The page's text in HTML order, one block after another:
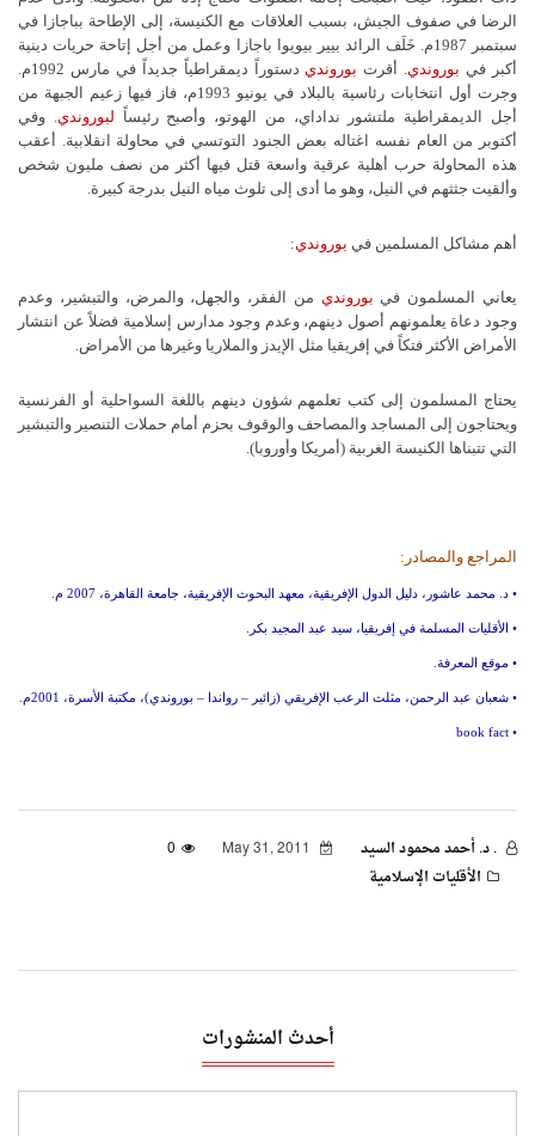
الرضا في صفوف الجيش، بسبب العلاقات مع الكنيسة، إلى الإطاحة بباجازا في
سبتمبر 1987م. خَلَف الرائد بيير بيويوا باجازا وعمل من أجل إتاحة حريات دينية
أكبر في بوروندي. أقرت بوروندي
دستوراً ديمقراطياً جديداً في مارس 1992م.
وجرت أول انتخابات رئاسية بالبلاد في يونيو 1993م، فاز فيها زعيم الجبهة من
أجل الديمقراطية ملتشور نداداي، من الهوتو، وأصبح رئيساً لبوروندي. وفي
أكتوبر من العام نفسه اغتاله بعض الجنود التوتسي في محاولة انقلابية. أعقب
هذه المحاولة حرب أهلية عرقية واسعة قتل فيها أكثر من نصف مليون شخص
وألقيت جثثهم في النيل، وهو ما أدى إلى تلوث مياه النيل بدرجة كبيرة.
أهم مشاكل المسلمين في بوروندي:
يعاني المسلمون في بوروندي من الفقر، والجهل، والمرض، والتبشير، وعدم
وجود دعاة يعلمونهم أصول دينهم، وعدم وجود مدارس إسلامية فضلاً عن انتشار
الأمراض الأكثر فتكاً في إفريقيا مثل الإيدز والملاريا وغيرها من الأمراض.
يحتاج المسلمون إلى كتب تعلمهم شؤون دينهم باللغة السواحلية أو الفرنسية
ويحتاجون إلى المساجد والمصاحف والوقوف بحزم أمام حملات التنصير والتبشير
التي تتبناها الكنيسة الغربية (أمريكا وأوروبا).
المراجع والمصادر:
• د. محمد عاشور، دليل الدول الإفريقية، معهد البحوث الإفريقية، جامعة القاهرة، 2007 م.
• الأقليات المسلمة في إفريقيا، سيد عبد المجيد بكر.
• موقع المعرفة.
• شعبان عبد الرحمن، مثلث الرعب الإفريقي (زائير – رواندا – بوروندي)، مكتبة الأسرة، 2001م.
•
fact
book
. د. أحمد محمود السيد
0
الأقليات الإسلامية
أحدث المنشورات